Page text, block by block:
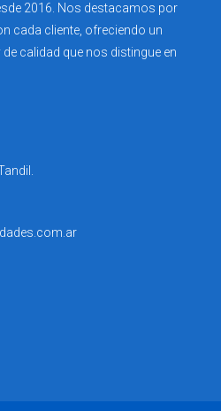
2016. Nos destacamos por
cada cliente, ofreciendo un
calidad que nos distingue en